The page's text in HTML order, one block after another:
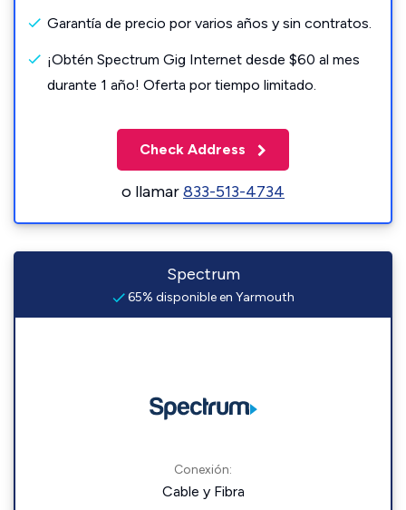
Garantía de precio por varios años y sin contratos.
¡Obtén Spectrum Gig Internet desde $60 al mes
durante 1 año! Oferta por tiempo limitado.
Check Address
o llamar833-513-4734
Spectrum
65% disponible en Yarmouth
Conexión:
Cable y Fibra